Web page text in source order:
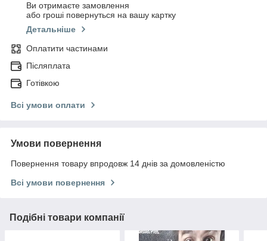
Ви отримаєте замовлення
або гроші повернуться на вашу картку
Детальніше
Оплатити частинами
Післяплата
Готівкою
Всі умови оплати
Умови повернення
Повернення товару впродовж 14 днів за домовленістю
Всі умови повернення
Подібні товари компанії